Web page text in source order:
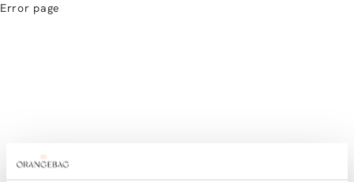
Error page